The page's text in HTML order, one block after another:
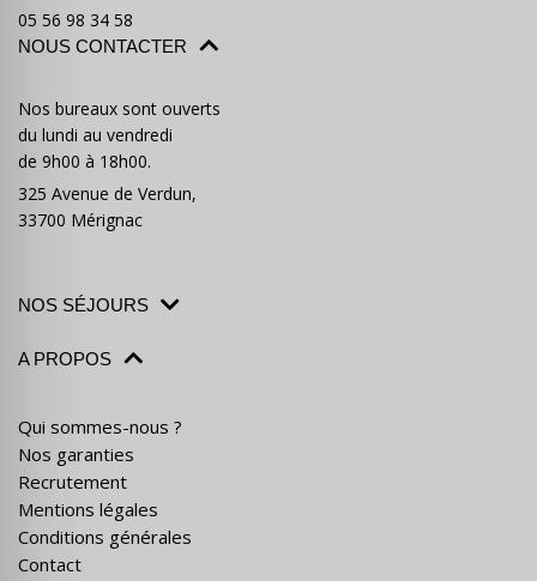
05 56 98 34 58
NOUS CONTACTER
Nos bureaux sont ouverts
du lundi au vendredi
de 9h00 à 18h00.
325 Avenue de Verdun,
33700 Mérignac
NOS SÉJOURS
A PROPOS
Qui sommes-nous ?
Nos garanties
Recrutement
Mentions légales
Conditions générales
Contact